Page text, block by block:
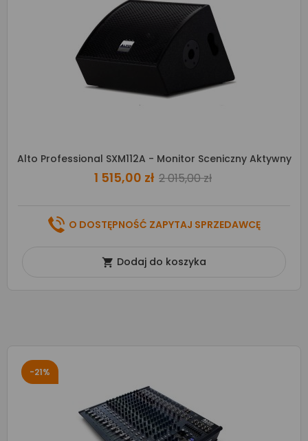
Alto Professional SXM112A - Monitor Sceniczny Aktywny
1 515,00 zł 2 015,00 zł
O DOSTĘPNOŚĆ ZAPYTAJ SPRZEDAWCĘ
 Dodaj do koszyka
-21%